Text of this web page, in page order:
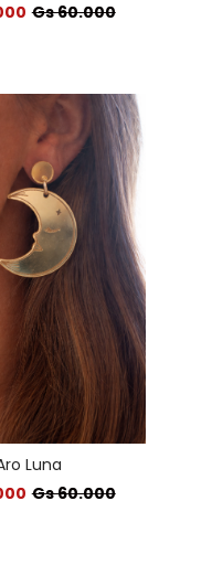
Gs 60.000
Luna
Gs 60.000